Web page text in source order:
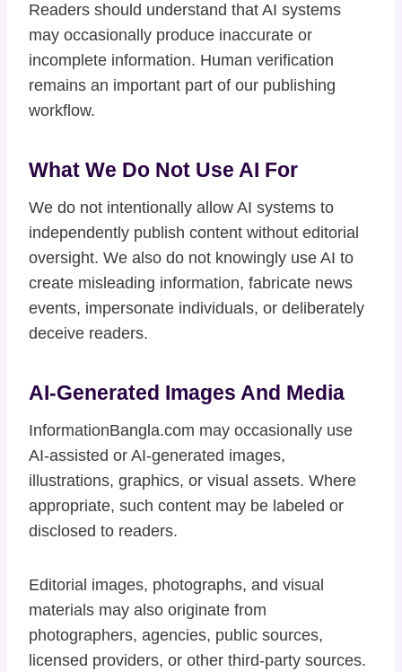
Readers should understand that AI systems
may occasionally produce inaccurate or
incomplete information. Human verification
remains an important part of our publishing
workflow.
What We Do Not Use AI For
We do not intentionally allow AI systems to
independently publish content without editorial
oversight. We also do not knowingly use AI to
create misleading information, fabricate news
events, impersonate individuals, or deliberately
deceive readers.
AI-Generated Images And Media
InformationBangla.com may occasionally use
AI-assisted or AI-generated images,
illustrations, graphics, or visual assets. Where
appropriate, such content may be labeled or
disclosed to readers.
Editorial images, photographs, and visual
materials may also originate from
photographers, agencies, public sources,
licensed providers, or other third-party sources.